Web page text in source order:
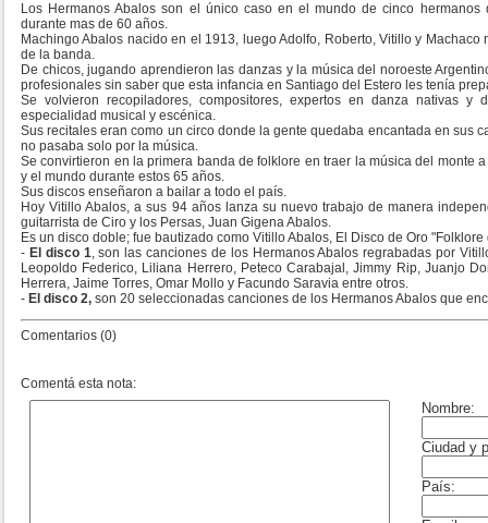
Los Hermanos Abalos son el único caso en el mundo de cinco hermanos
durante mas de 60 años.
Machingo Abalos nacido en el 1913, luego Adolfo, Roberto, Vitillo y
de la banda.
De chicos, jugando aprendieron las danzas y la música del noroeste
profesionales sin saber que esta infancia en Santiago del Estero les tenía
Se volvieron recopiladores, compositores, expertos en danza nativas y
especialidad musical y escénica.
Sus recitales eran como un circo donde la gente quedaba encantada en sus
no pasaba solo por la música.
Se convirtieron en la primera banda de folklore en traer la música del monte
y el mundo durante estos 65 años.
Sus discos enseñaron a bailar a todo el país.
Hoy Vitillo Abalos, a sus 94 años lanza su nuevo trabajo de manera
guitarrista de Ciro y los Persas, Juan Gigena Abalos.
Es un disco doble; fue bautizado como Vitillo Abalos, El Disco de Oro
- El disco 1, son las canciones de los Hermanos Abalos regrabadas por
Leopoldo Federico, Liliana Herrero, Peteco Carabajal, Jimmy Rip, Juanjo
Herrera, Jaime Torres, Omar Mollo y Facundo Saravia entre otros.
- El disco 2, son 20 seleccionadas canciones de los Hermanos Abalos que
Comentarios (0)
Comentá esta nota: